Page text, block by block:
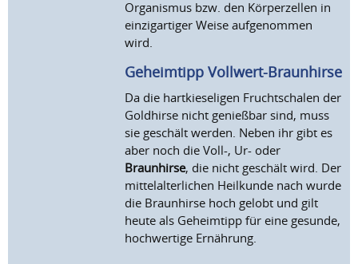
Organismus bzw. den Körperzellen in
einzigartiger Weise aufgenommen
wird.
Geheimtipp Vollwert-Braunhirse
Da die hartkieseligen Fruchtschalen der
Goldhirse nicht genießbar sind, muss
sie geschält werden. Neben ihr gibt es
aber noch die Voll-, Ur- oder
Braunhirse, die nicht geschält wird. Der
mittelalterlichen Heilkunde nach wurde
die Braunhirse hoch gelobt und gilt
heute als Geheimtipp für eine gesunde,
hochwertige Ernährung.